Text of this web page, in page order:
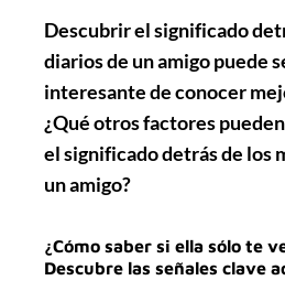
Descubrir el significado
diarios de un amigo puede
interesante de conocer
¿Qué otros factores
el significado detrás de los
un amigo?
¿Cómo saber si ella sólo te
Descubre las señales clave